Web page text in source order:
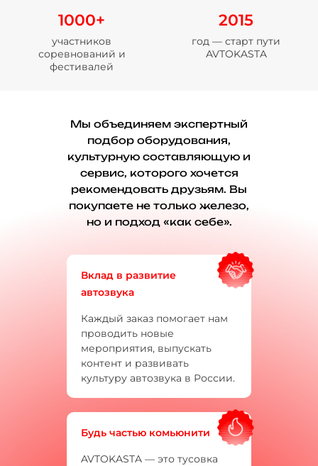
1000+
участников
соревнований и
фестивалей
2015
год — старт пути
AVTOKASTA
Мы объединяем экспертный
подбор оборудования,
культурную составляющую и
сервис, которого хочется
рекомендовать друзьям. Вы
покупаете не только железо,
но и подход «как себе».
Вклад в развитие
автозвука
Каждый заказ помогает нам
проводить новые
мероприятия, выпускать
контент и развивать
культуру автозвука в России.
Будь частью комьюнити
AVTOKASTA — это тусовка